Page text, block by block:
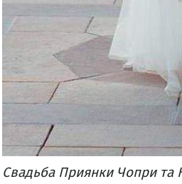
Свадьба Приянки Чопри